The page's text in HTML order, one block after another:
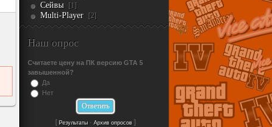
Сейвы [1]
Multi-Player [2]
Наш опрос
Считаете цену на ПК версию GTA 5
завышенной?
Да
Нет
[ Результаты· Архив опросов]